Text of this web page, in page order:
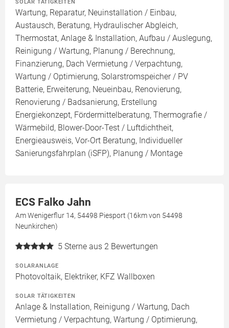
SOLAR TÄTIGKEITEN
Wartung, Reparatur, Neuinstallation / Einbau,
Austausch, Beratung, Hydraulischer Abgleich,
Thermostat, Anlage & Installation, Aufbau / Auslegung,
Reinigung / Wartung, Planung / Berechnung,
Finanzierung, Dach Vermietung / Verpachtung,
Wartung / Optimierung, Solarstromspeicher / PV
Batterie, Erweiterung, Neueinbau, Renovierung,
Renovierung / Badsanierung, Erstellung
Energiekonzept, Fördermittelberatung, Thermografie /
Wärmebild, Blower-Door-Test / Luftdichtheit,
Energieausweis, Vor-Ort Beratung, Individueller
Sanierungsfahrplan (iSFP), Planung / Montage
ECS Falko Jahn
Am Wenigerflur 14, 54498 Piesport (16km von 54498
Neunkirchen)
5 Sterne aus 2 Bewertungen
SOLARANLAGE
Photovoltaik, Elektriker, KFZ Wallboxen
SOLAR TÄTIGKEITEN
Anlage & Installation, Reinigung / Wartung, Dach
Vermietung / Verpachtung, Wartung / Optimierung,